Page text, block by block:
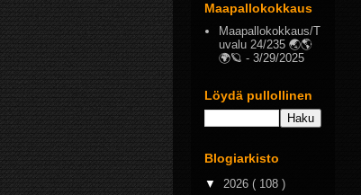
Maapallokokkaus
Maapallokokkaus/T
uvalu 24/235 🌏🌎
🌍🪐 - 3/29/2025
Löydä pullollinen
Blogiarkisto
▼ 2026 ( 108 )